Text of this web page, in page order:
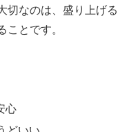
切なのは、盛り上げる
ことです。
心